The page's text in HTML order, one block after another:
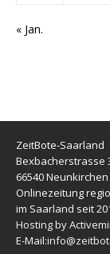
« Jan.
ZeitBote-Saarland
Bexbacherstrasse
66540
Onlinezeitung
im Saarland seit
Hosting by
E-Mail: